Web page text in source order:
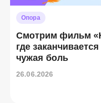
Опора
Смотрим фильм
где
чужая боль
26.06.2026